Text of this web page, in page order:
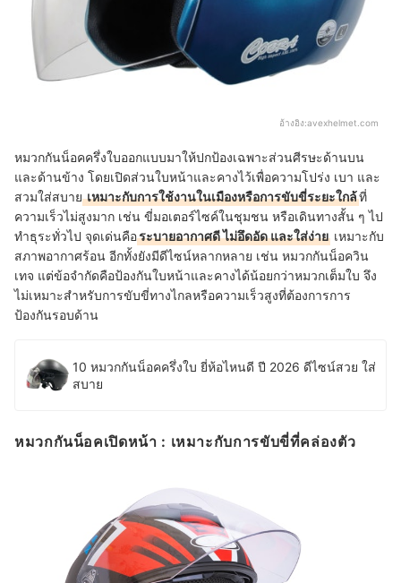
อ้างอิง:avexhelmet.com
หมวกกันน็อคครึ่งใบออกแบบมาให้ปกป้องเฉพาะส่วนศีรษะด้านบน
และด้านข้าง โดยเปิดส่วนใบหน้าและคางไว้เพื่อความโปร่ง เบา และ
สวมใส่สบายเหมาะกับการใช้งานในเมืองหรือการขับขี่ระยะใกล้ที่
ความเร็วไม่สูงมาก เช่น ขี่มอเตอร์ไซค์ในชุมชน หรือเดินทางสั้น ๆ ไป
ทำธุระทั่วไป จุดเด่นคือระบายอากาศดี ไม่อึดอัด และใส่ง่าย เหมาะกับ
สภาพอากาศร้อน อีกทั้งยังมีดีไซน์หลากหลาย เช่น หมวกกันน็อควิน
เทจ แต่ข้อจำกัดคือป้องกันใบหน้าและคางได้น้อยกว่าหมวกเต็มใบ จึง
ไม่เหมาะสำหรับการขับขี่ทางไกลหรือความเร็วสูงที่ต้องการการ
ป้องกันรอบด้าน
10 หมวกกันน็อคครึ่งใบ ยี่ห้อไหนดี ปี 2026 ดีไซน์สวย ใส่
สบาย
หมวกกันน็อคเปิดหน้า : เหมาะกับการขับขี่ที่คล่องตัว